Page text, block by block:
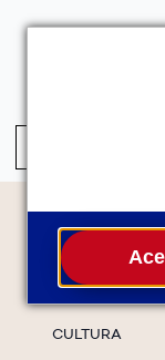
Temas
CULTURA